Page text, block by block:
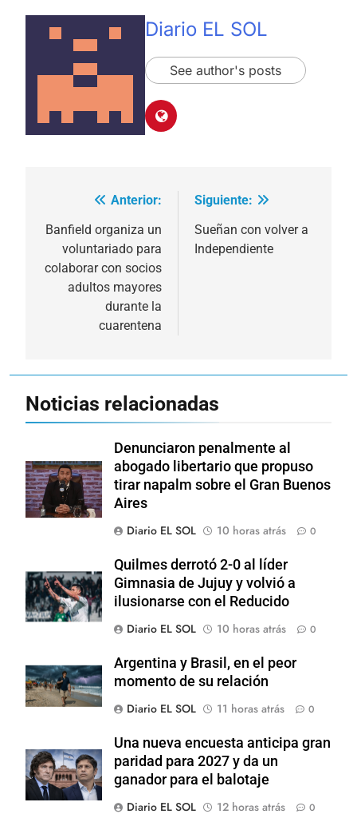
Diario EL SOL
See author's posts
Navegación
de
entradas
Anterior:
Banfield organiza un
voluntariado para
colaborar con socios
adultos mayores
durante la
cuarentena
Siguiente:
Sueñan con volver a
Independiente
Noticias relacionadas
Denunciaron penalmente al
abogado libertario que propuso
tirar napalm sobre el Gran Buenos
Aires
Diario EL SOL
10 horas atrás 0
Quilmes derrotó 2-0 al líder
Gimnasia de Jujuy y volvió a
ilusionarse con el Reducido
Diario EL SOL
10 horas atrás 0
Argentina y Brasil, en el peor
momento de su relación
Diario EL SOL
11 horas atrás 0
Una nueva encuesta anticipa gran
paridad para 2027 y da un
ganador para el balotaje
Diario EL SOL
12 horas atrás 0